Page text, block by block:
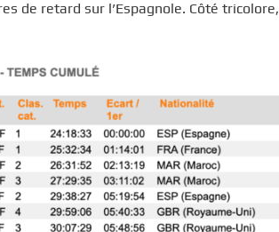
de retard sur l’Espagnole. Côté tricolore,